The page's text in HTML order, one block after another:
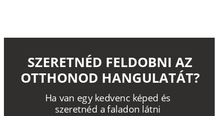
Ha van egy kedvenc képed és
szeretnéd a faladon látni
SZERETNÉD FELDOBNI AZ
OTTHONOD HANGULATÁT?